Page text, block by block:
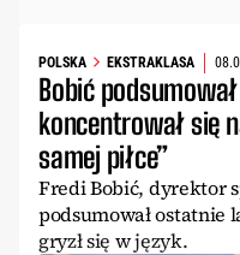
POLSKA EKSTRAKLASA
Bobić
koncentrował się
samej piłce”
Fredi Bobić, dyrektor
podsumował
gryzł się w język.